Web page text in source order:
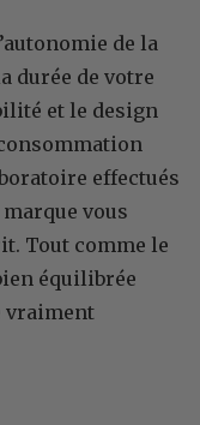
de la
durée de votre
et le design
effectués
vous
Tout comme le
équilibrée
vraiment